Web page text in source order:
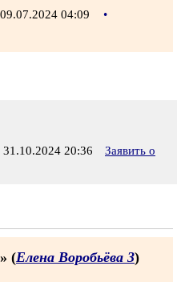
04:09
•
31.10.2024 20:36
Заявить о
» (Елена Воробьёва 3)